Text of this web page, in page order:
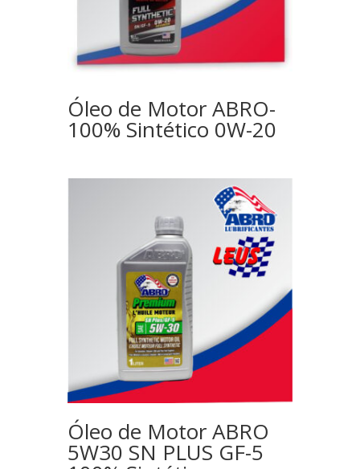
Óleo de Motor ABRO-
100% Sintético 0W-20
Óleo de Motor ABRO
5W30 SN PLUS GF-5